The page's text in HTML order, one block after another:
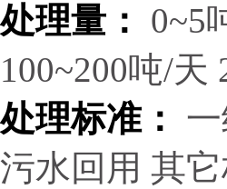
处理量： 0~5
100~200吨/天
处理标准：
污水回用 其